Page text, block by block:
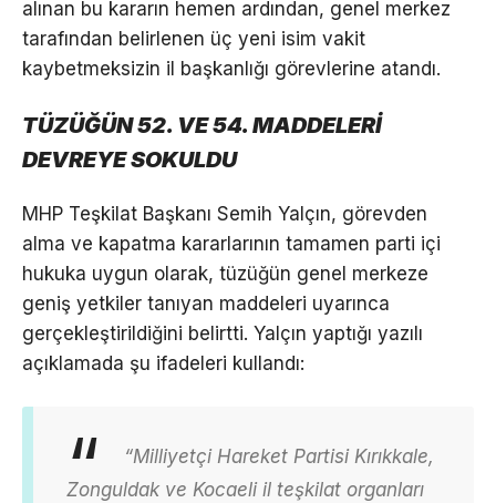
alınan bu kararın hemen ardından, genel merkez
tarafından belirlenen üç yeni isim vakit
kaybetmeksizin il başkanlığı görevlerine atandı.
TÜZÜĞÜN 52. VE 54. MADDELERİ
DEVREYE SOKULDU
MHP Teşkilat Başkanı Semih Yalçın, görevden
alma ve kapatma kararlarının tamamen parti içi
hukuka uygun olarak, tüzüğün genel merkeze
geniş yetkiler tanıyan maddeleri uyarınca
gerçekleştirildiğini belirtti. Yalçın yaptığı yazılı
açıklamada şu ifadeleri kullandı:
“Milliyetçi Hareket Partisi Kırıkkale,
Zonguldak ve Kocaeli il teşkilat organları